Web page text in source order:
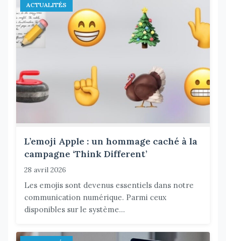
ACTUALITÉS
L’emoji Apple : un hommage caché à la
campagne ‘Think Different’
28 avril 2026
Les emojis sont devenus essentiels dans notre
communication numérique. Parmi ceux
disponibles sur le système...